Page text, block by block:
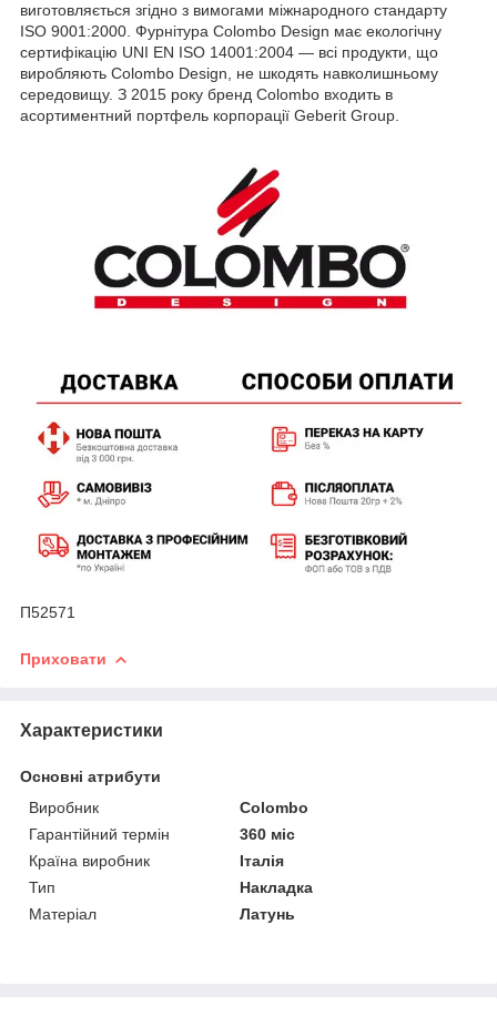
виготовляється згідно з вимогами міжнародного стандарту
ISO 9001:2000. Фурнітура Colombo Design має екологічну
сертифікацію UNI EN ISO 14001:2004 — всі продукти, що
виробляють Colombo Design, не шкодять навколишньому
середовищу. З 2015 року бренд Colombo входить в
асортиментний портфель корпорації Geberit Group.
П52571
Приховати
Характеристики
Основні атрибути
Виробник
Colombo
Гарантійний термін
360 міс
Країна виробник
Італія
Тип
Накладка
Матеріал
Латунь